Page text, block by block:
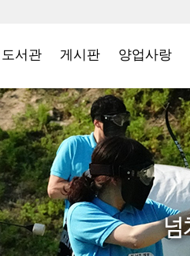
도서관 게시판 양업사랑